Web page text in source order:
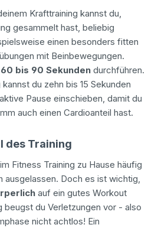
Krafttraining kannst du,
gesammelt hast, beliebig
einen besonders fitten
mit Beinbewegungen.
60 bis 90 Sekunden durchführen.
du zehn bis 15 Sekunden
Pause einschieben, damit du
auch einen Cardioanteil hast.
des Training
Fitness Training zu Hause häufig
ausgelassen. Doch es ist wichtig,
auf ein gutes Workout
beugst du Verletzungen vor - also
nicht achtlos! Ein